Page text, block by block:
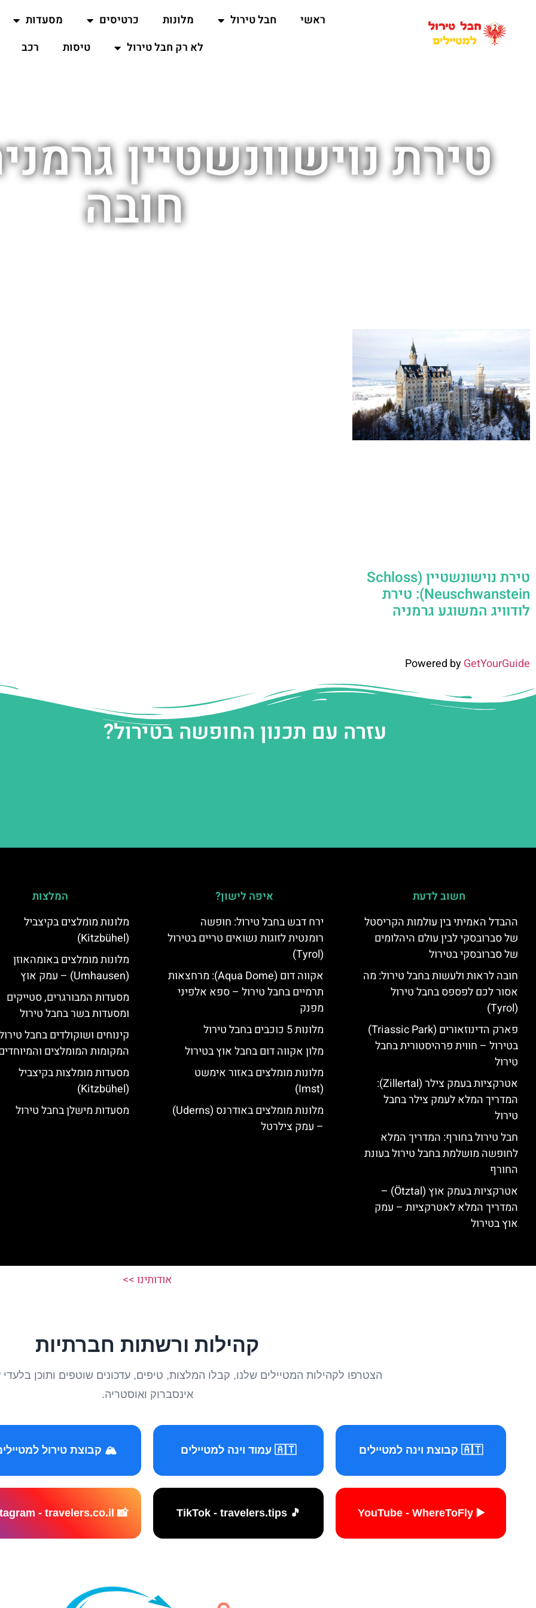
ראשי חבל טירול מלונות כרטיסים
מסעדות
לא רק חבל טירול
טיסות רכב
טירת נוישוונשטיין
חובה
טירת נוישונשטיין (Schloss
Neuschwanstein): טירת
לודוויג המשוגע גרמניה
Powered byGetYourGuide
עזרה עם תכנון החופשה בטירול?
חשוב לדעת
ההבדל האמיתי בין עולמות הקריסטל
של סברובסקי לבין עולם היהלומים
של סברובסקי בטירול
חובה לראות ולעשות בחבל טירול: מה
אסור לכם לפספס בחבל טירול
(Tyrol)
פארק הדינוזאורים (Triassic Park)
בטירול – חווית פרהיסטורית בחבל
טירול
אטרקציות בעמק צילר (Zillertal):
המדריך המלא לעמק צילר בחבל
טירול
חבל טירול בחורף: המדריך המלא
לחופשה מושלמת בחבל טירול בעונת
החורף
אטרקציות בעמק אוץ (Ötztal) –
המדריך המלא לאטרקציות – עמק
אוץ בטירול
איפה לישון?
ירח דבש בחבל טירול: חופשה
רומנטית לזוגות נשואים טריים בטירול
(Tyrol)
אקווה דום (Aqua Dome): מרחצאות
תרמיים בחבל טירול – ספא אלפיני
מפנק
מלונות 5 כוכבים בחבל טירול
מלון אקווה דום בחבל אוץ בטירול
מלונות מומלצים באזור אימשט
(Imst)
מלונות מומלצים באודרנס (Uderns)
– עמק צילרטל
המלצות
מלונות מומלצים בקיצביל
(Kitzbühel)
מלונות מומלצים באומהאוזן
(Umhausen) – עמק אוץ
מסעדות המבורגרים, סטייקים
ומסעדות בשר בחבל טירול
קינוחים ושוקולדים בחבל
המקומות המומלצים
מסעדות מומלצות בקיצביל
(Kitzbühel)
מסעדות מישלן בחבל טירול
אודותינו >>
קהילות ורשתות חברתיות
הצטרפו לקהילות המטיילים שלנו, קבלו המלצות, טיפים, עדכונים שוטפים ותוכן בלעדי
אינסברוק ואוסטריה.
🇦🇹 קבוצת וינה למטיילים 🇦🇹 עמוד וינה למטיילים 🏔️ קבוצת טירול
▶️ YouTube - WhereToFly
🎵 TikTok - travelers.tips
📸 Instagram - travelers.co.il